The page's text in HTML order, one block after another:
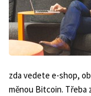
zda vedete e-shop,
měnou Bitcoin.